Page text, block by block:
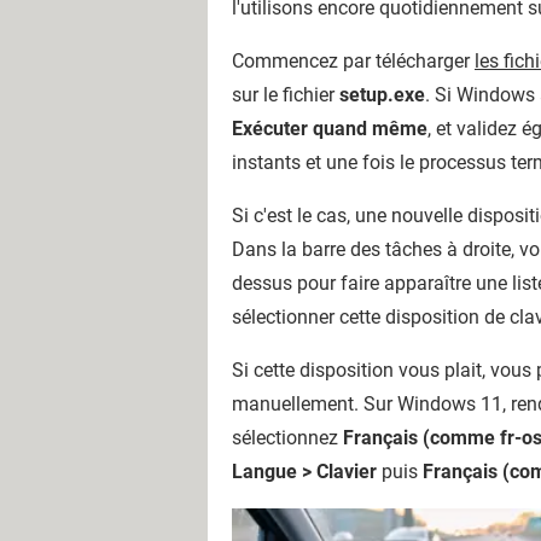
l'utilisons encore quotidiennement
Commencez par télécharger les
sur le fichiersetup.exe. Si
Exécuter quand même, et validez
instants et une fois le processus
Si c'est le cas, une nouvelle
Dans la barre des tâches à droite,
dessus pour faire apparaître une
sélectionner cette disposition de
Si cette disposition vous plait, vous
manuellement. Sur Windows 11,
sélectionnez Français (comme fr-
Langue > Clavier puis Français